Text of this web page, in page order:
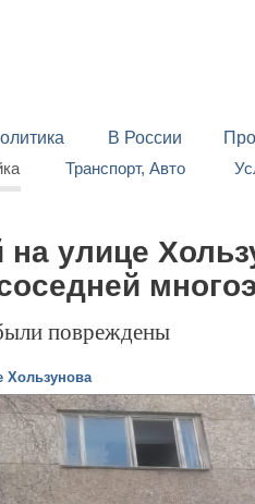
В России
Транспорт, Авто
улице
повреждены
Хользунова